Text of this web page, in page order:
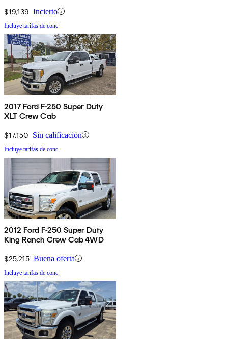
$19,139 Incierto
Incluye tarifas de conc.
2017 Ford F-250 Super Duty
XLT Crew Cab
$17,150 Sin calificación
Incluye tarifas de conc.
2012 Ford F-250 Super Duty
King Ranch Crew Cab 4WD
$25,215 Buena oferta
Incluye tarifas de conc.